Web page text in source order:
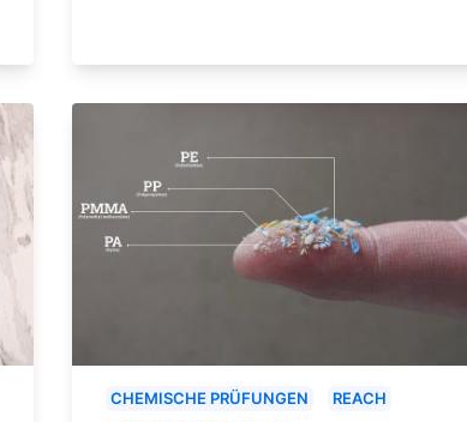
CHEMISCHE PRÜFUNGEN
REACH